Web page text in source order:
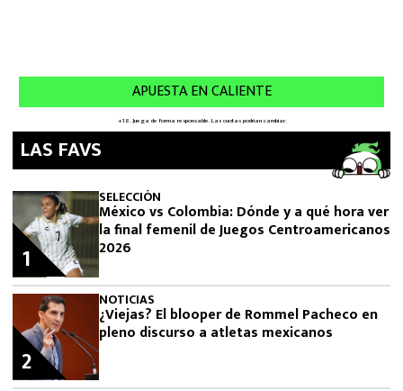
LAS FAVS
SELECCIÓN
México vs Colombia: Dónde y a qué hora ver
la final femenil de Juegos Centroamericanos
2026
1
NOTICIAS
¿Viejas? El blooper de Rommel Pacheco en
pleno discurso a atletas mexicanos
2